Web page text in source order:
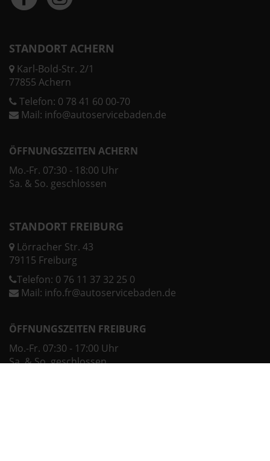
STANDORT ACHERN
Karl-Bold-Str. 2/1
77855 Achern
Telefon: 0 78 41 60 00-70
Mail: info@autoservicebaden.de
ÖFFNUNGSZEITEN ACHERN
Mo.-Fr. 07:30 - 18:00 Uhr
Sa. & So. geschlossen
STANDORT FREIBURG
Lörracher Str. 43
79115 Freiburg
Telefon: 0 76 11 37 32 25 0
Mail: info.fr@autoservicebaden.de
ÖFFNUNGSZEITEN FREIBURG
Mo.-Fr. 07:30 - 17:00 Uhr
Sa. & So. geschlossen